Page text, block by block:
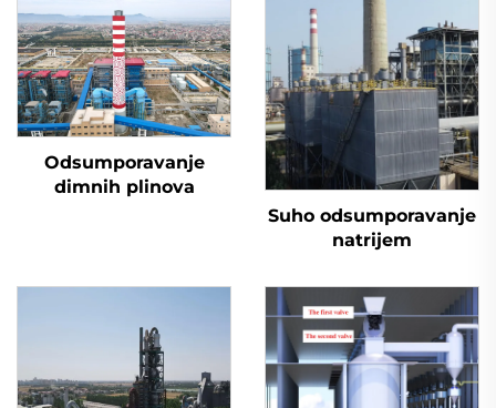
Odsumporavanje
dimnih plinova
Suho odsumporavanje
natrijem